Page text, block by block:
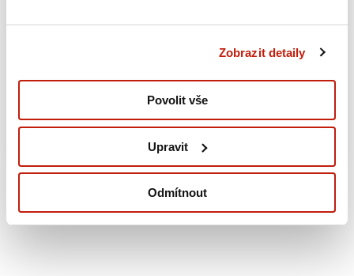
Zobrazit detaily
Povolit vše
Upravit
Odmítnout
Jak nahlásit pojišťovně autonehodu
16.09.2024